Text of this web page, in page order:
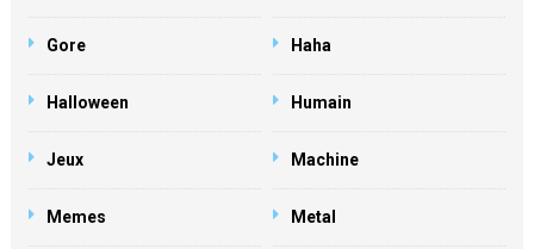
Gore Haha
Halloween Humain
Jeux Machine
Memes Metal